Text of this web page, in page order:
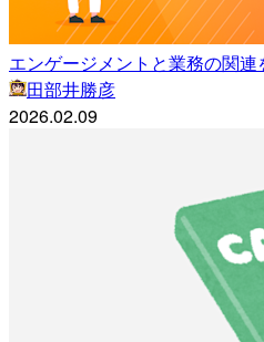
エンゲージメントと業務の関
田部井勝彦
2026.02.09